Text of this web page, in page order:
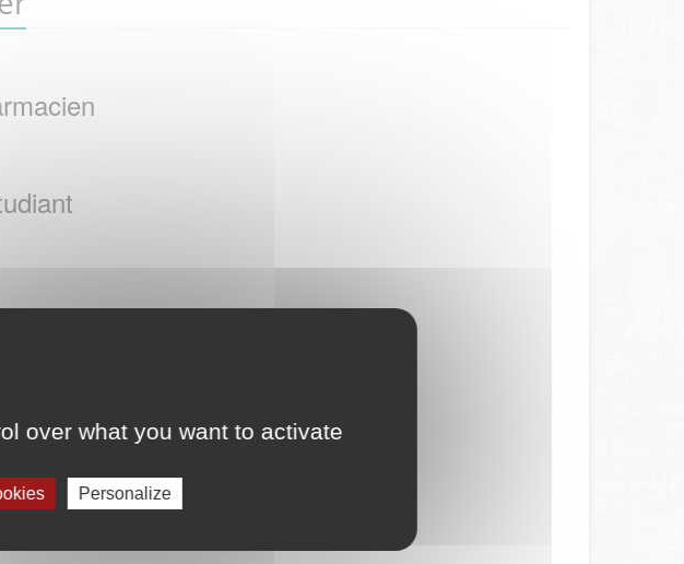
over what you want to activate
Personalize